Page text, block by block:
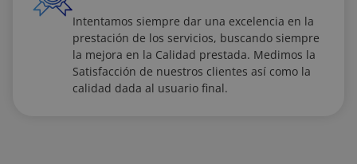
Intentamos siempre dar una excelencia en la
prestación de los servicios, buscando siempre
la mejora en la Calidad prestada. Medimos la
Satisfacción de nuestros clientes así como la
calidad dada al usuario final.